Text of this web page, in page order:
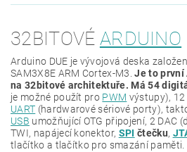
32BITOVÉ ARDUINO
Arduino DUE je vývojová deska
SAM3X8E ARM Cortex-M3. Je to první
na 32bitové architektuře. Má 54
je možné použít pro PWM výstupy),
UART (hardwarové sériové porty),
USB umožňující OTG připojení, 2 DAC
TWI, napájecí konektor, SPI čtečku,
tlačítko a tlačítko pro smazání paměti.